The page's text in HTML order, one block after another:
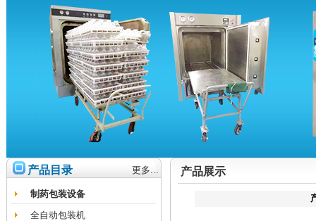
产品目录 更多...
制药包装设备
全自动包装机
产品展示